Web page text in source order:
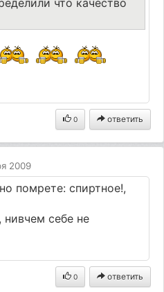
что качество
0 ответить
2009
помрете: спиртное!,
себе не
0 ответить